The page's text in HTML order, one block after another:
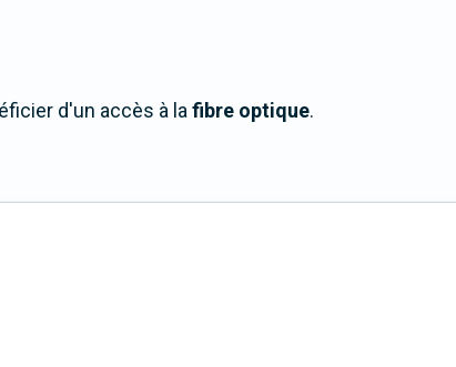
d'un accès à lafibre optique.